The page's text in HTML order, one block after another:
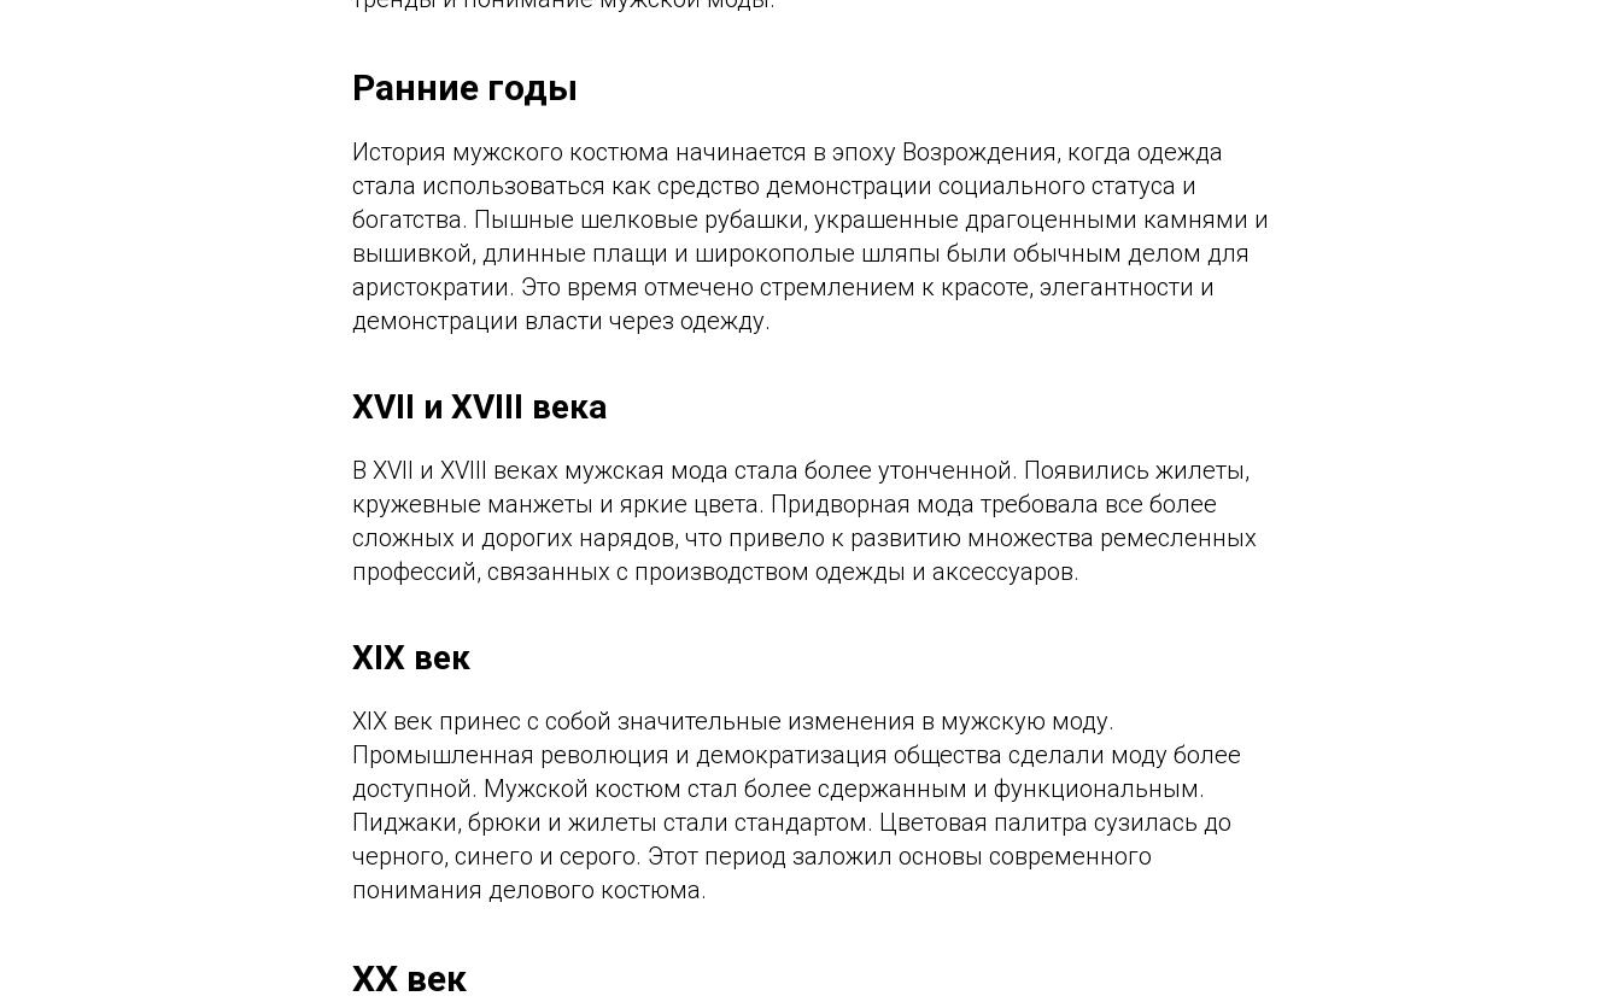
Ранние годы
История мужского костюма начинается в эпоху Возрождения, когда одежда
стала использоваться как средство демонстрации социального статуса и
богатства. Пышные шелковые рубашки, украшенные драгоценными камнями и
вышивкой, длинные плащи и широкополые шляпы были обычным делом для
аристократии. Это время отмечено стремлением к красоте, элегантности и
демонстрации власти через одежду.
XVII и XVIII века
В XVII и XVIII веках мужская мода стала более утонченной. Появились жилеты,
кружевные манжеты и яркие цвета. Придворная мода требовала все более
сложных и дорогих нарядов, что привело к развитию множества ремесленных
профессий, связанных с производством одежды и аксессуаров.
XIX век
XIX век принес с собой значительные изменения в мужскую моду.
Промышленная революция и демократизация общества сделали моду более
доступной. Мужской костюм стал более сдержанным и функциональным.
Пиджаки, брюки и жилеты стали стандартом. Цветовая палитра сузилась до
черного, синего и серого. Этот период заложил основы современного
понимания делового костюма.
XX век